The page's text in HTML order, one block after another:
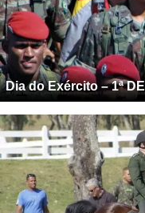
Dia do Exército – 1ª DE